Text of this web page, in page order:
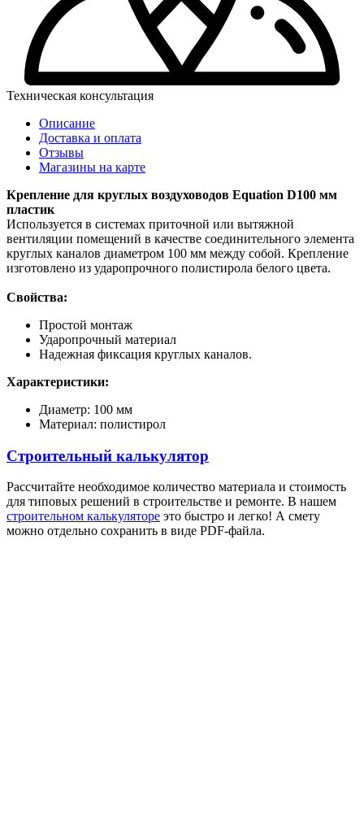
Техническая консультация
Описание
Доставка и оплата
Отзывы
Магазины на карте
Крепление для круглых воздуховодов Equation D100 мм
пластик
Используется в системах приточной или вытяжной
вентиляции помещений в качестве соединительного элемента
круглых каналов диаметром 100 мм между собой. Крепление
изготовлено из ударопрочного полистирола белого цвета.
Свойства:
Простой монтаж
Ударопрочный материал
Надежная фиксация круглых каналов.
Характеристики:
Диаметр: 100 мм
Материал: полистирол
Строительный калькулятор
Рассчитайте необходимое количество материала и стоимость
для типовых решений в строительстве и ремонте. В нашем
строительном калькуляторе это быстро и легко! А смету
можно отдельно сохранить в виде PDF-файла.